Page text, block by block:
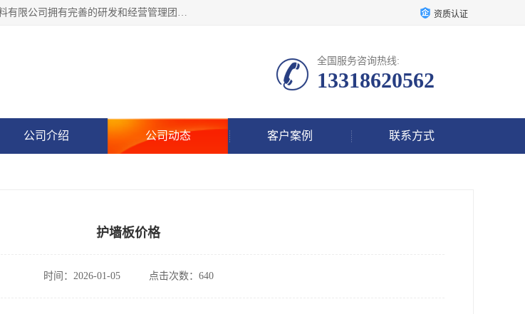
清远市鑫叶新型装饰材料有限公司批量供应：集成墙板等产品，清远市鑫叶新型装饰材料有限公司拥有完善的研发和经营管理团队，取得有70多项证书。不断让研发科技成果惠及全人类，用新材料保护自然资源，让人类生活居住健康与自然发展相和谐。全国统一热线电话：*。 资质认证
全国服务咨询热线:
13318620562
公司介绍 公司动态 客户案例 联系方式
护墙板价格
时间：2026-01-05 点击次数：640